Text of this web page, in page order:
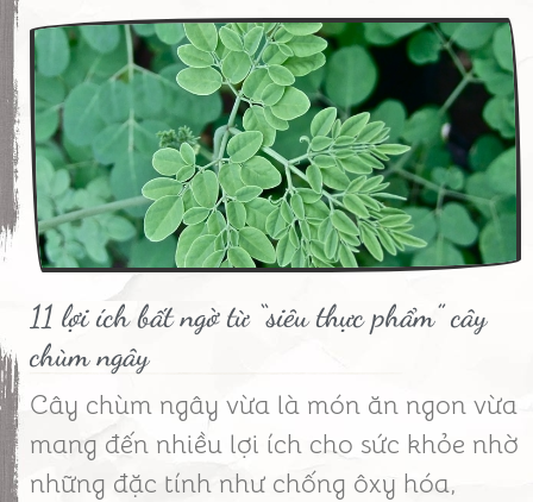
11 lợi ích bất ngờ từ “siêu thực phẩm” cây
chùm ngây
Cây chùm ngây vừa là món ăn ngon vừa
mang đến nhiều lợi ích cho sức khỏe nhờ
những đặc tính như chống ôxy hóa,